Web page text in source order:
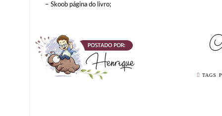
– Skoob página do livro;
TAGS